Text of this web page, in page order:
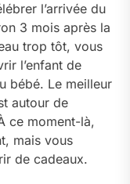
l’arrivée du
3 mois après la
trop tôt, vous
l’enfant de
bébé. Le meilleur
autour de
ce moment-là,
mais vous
de cadeaux.